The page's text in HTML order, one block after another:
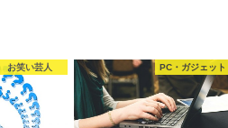
お笑い芸人 PC・ガジェット